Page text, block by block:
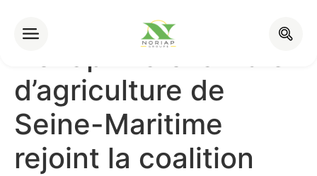
TRANSITIONS by
Noriap : La chambre
d’agriculture de
Seine-Maritime
rejoint la coalition